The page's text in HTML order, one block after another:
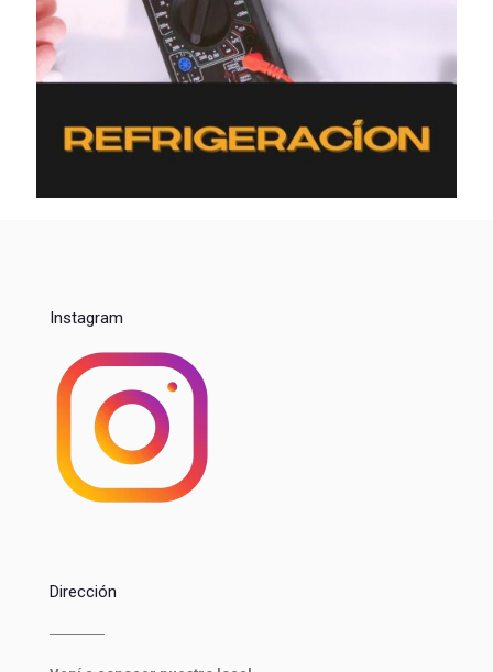
Instagram
Dirección